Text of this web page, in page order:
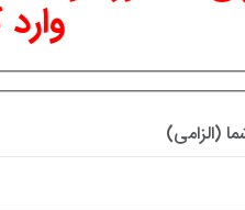
(الزامی)